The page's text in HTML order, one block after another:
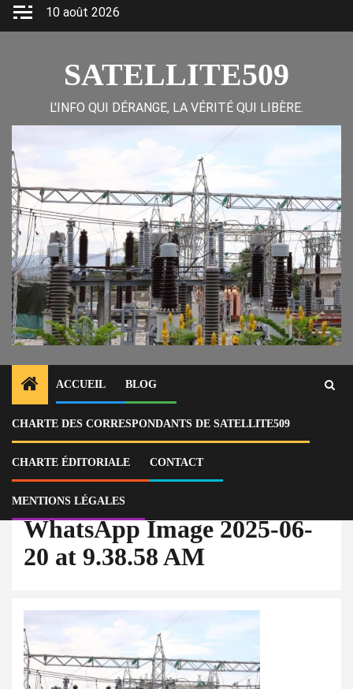
Skip
10 août 2026
SATELLITE509
L'INFO QUI DÉRANGE, LA VÉRITÉ QUI LIBÈRE.
ACCUEIL BLOG
CHARTE DES CORRESPONDANTS DE SATELLITE509
CHARTE ÉDITORIALE CONTACT
MENTIONS LÉGALES
Home
Actu
Haïti : aucune réaction du pouvoir face à la crise de Péligre plongeant
Port-au-Prince dans le noir depuis plus de 72 heures
WhatsApp Image 2025-06-
20 at 9.38.58 AM